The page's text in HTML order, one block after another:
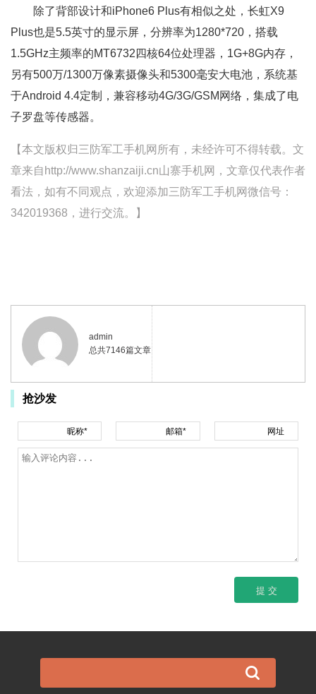
除了背部设计和iPhone6 Plus有相似之处，长虹X9
Plus也是5.5英寸的显示屏，分辨率为1280*720，搭载
1.5GHz主频率的MT6732四核64位处理器，1G+8G内存，
另有500万/1300万像素摄像头和5300毫安大电池，系统基
于Android 4.4定制，兼容移动4G/3G/GSM网络，集成了电
子罗盘等传感器。
【本文版权归三防军工手机网所有，未经许可不得转载。文
章来自http://www.shanzaiji.cn山寨手机网，文章仅代表作者
看法，如有不同观点，欢迎添加三防军工手机网微信号：
342019368，进行交流。】
admin
总共7146篇文章
抢沙发
昵称* 邮箱* 网址